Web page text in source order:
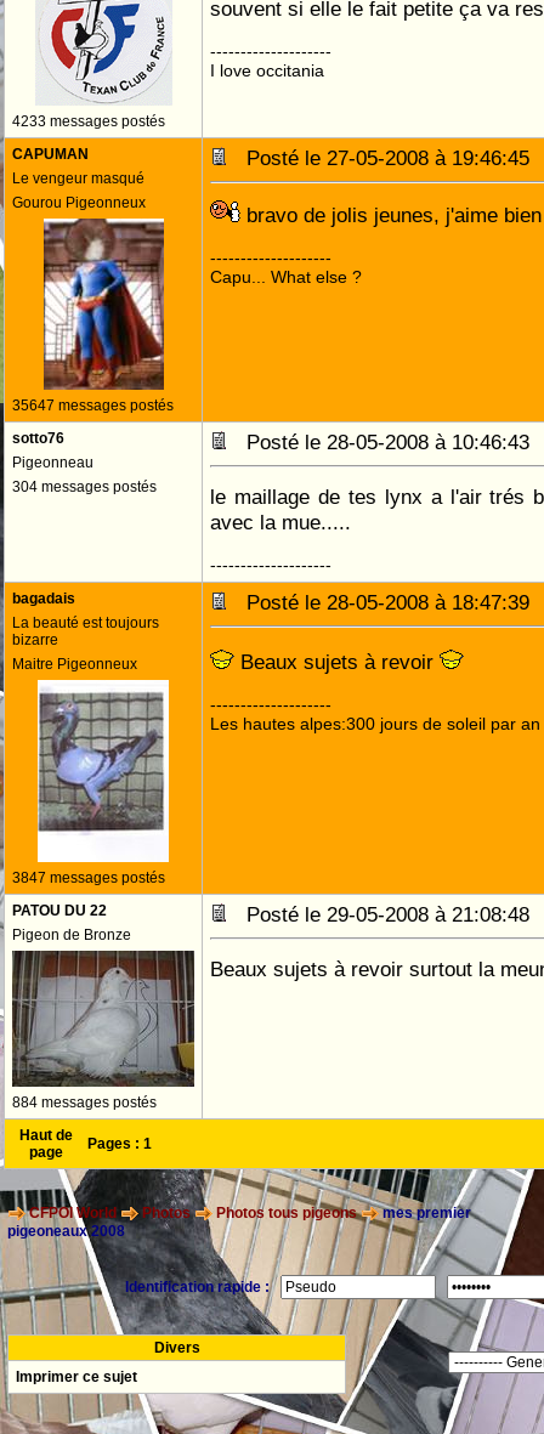
4233 messages postés
souvent si elle le fait petite ça va
--------------------
I love occitania
CAPUMAN
Le vengeur masqué
Gourou Pigeonneux
35647 messages postés
Posté le 27-05-2008 à
bravo de jolis jeunes, j'aime
--------------------
Capu... What else ?
sotto76
Pigeonneau
304 messages postés
Posté le 28-05-2008 à
le maillage de tes lynx a l'air trés
avec la mue.....
--------------------
bagadais
La beauté est toujours
bizarre
Maitre Pigeonneux
3847 messages postés
Posté le 28-05-2008 à
Beaux sujets à revoir
--------------------
Les hautes alpes:300 jours de soleil par an
PATOU DU 22
Pigeon de Bronze
884 messages postés
Posté le 29-05-2008 à
Beaux sujets à revoir surtout la
Haut de
page
Pages : 1
CFPOI World Photos Photos tous pigeons
mes premier
pigeoneaux 2008
Identification rapide :
Divers
Imprimer ce sujet